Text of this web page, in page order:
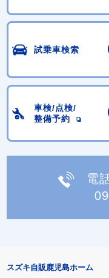
試乗車検索
車検/点検/
整備予約
電
スズキ自販鹿児島ホーム